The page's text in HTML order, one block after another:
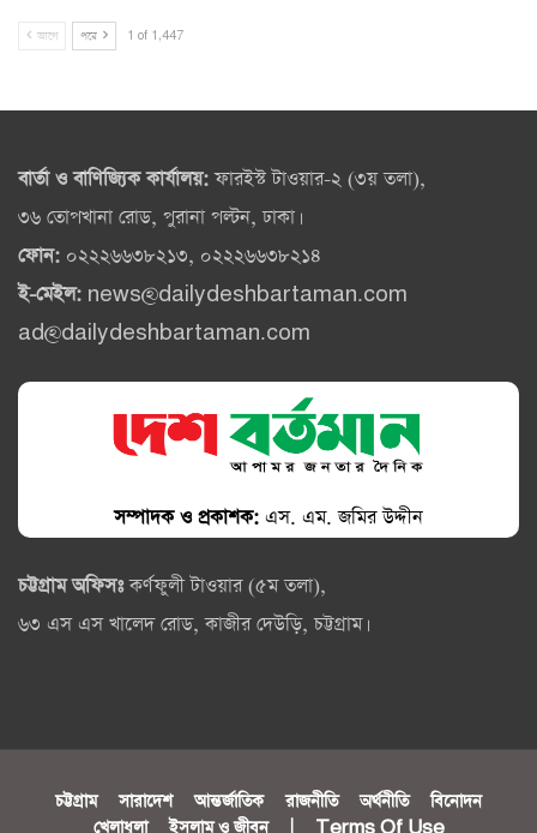
আগে পরে 1 of 1,447
বার্তা ও বাণিজ্যিক কার্যালয়:ফারইস্ট টাওয়ার-২ (৩য় তলা),
৩৬ তোপখানা রোড, পুরানা পল্টন, ঢাকা।
ফোন: ০২২২৬৬৩৮২১৩, ০২২২৬৬৩৮২১৪
ই-মেইল: news@dailydeshbartaman.com
ad@dailydeshbartaman.com
সম্পাদক ও প্রকাশক: এস. এম. জমির উদ্দীন
চট্টগ্রাম অফিসঃকর্ণফুলী টাওয়ার (৫ম তলা),
৬৩ এস এস খালেদ রোড, কাজীর দেউড়ি, চট্টগ্রাম।
চট্টগ্রাম সারাদেশ আন্তর্জাতিক রাজনীতি অর্থনীতি
বিনোদন